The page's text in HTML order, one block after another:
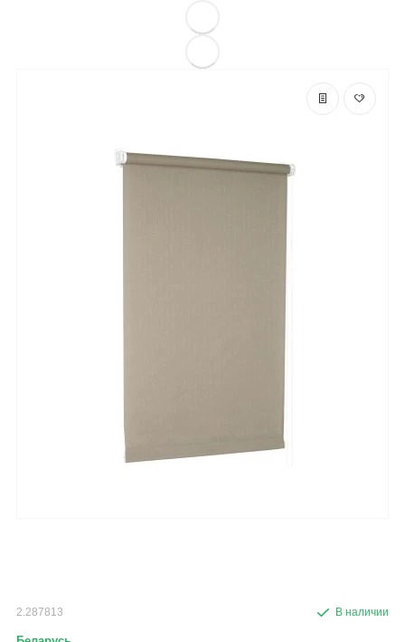
2.287813